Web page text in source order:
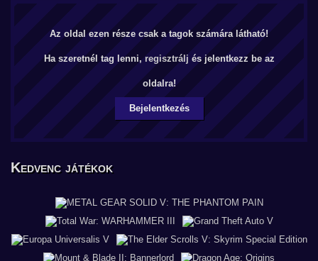
Az oldal ezen része csak a tagok számára látható!
Ha szeretnél tag lenni, regisztrálj és jelentkezz be az
oldalra!
Bejelentkezés
Kedvenc játékok